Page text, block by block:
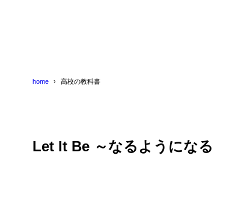
home 高校の教科書
Let It Be ～なるようになる